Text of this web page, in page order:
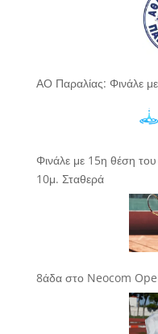
ΑΟ Παραλίας: Φινάλε
Φινάλε με 15η θέση
10μ. Σταθερά
8άδα στο Neocom